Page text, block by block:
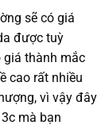
sẽ có giá
được tuỳ
giá thành mắc
cao rất nhiều
vì vậy đây
mà bạn